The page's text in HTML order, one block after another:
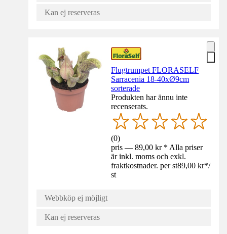
Kan ej reserveras
Flugtrumpet FLORASELF
Sarracenia 18-40xØ9cm
sorterade
Produkten har ännu inte
recenserats.
(0)
pris — 89,00 kr * Alla priser
är inkl. moms och exkl.
fraktkostnader. per st89,00 kr*/
st
Webbköp ej möjligt
Kan ej reserveras